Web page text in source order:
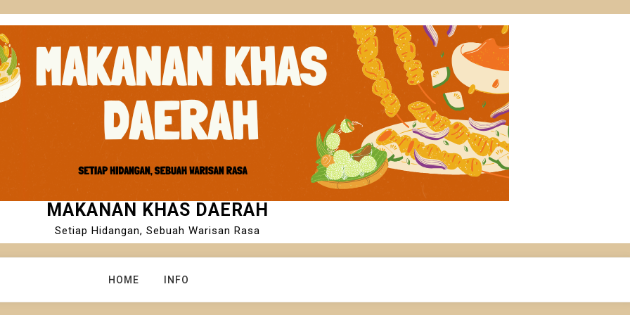
MAKANAN KHAS DAERAH
Setiap Hidangan, Sebuah Warisan Rasa
HOME INFO